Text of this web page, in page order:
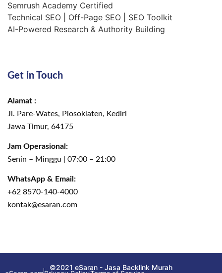
Semrush Academy Certified
Technical SEO | Off-Page SEO | SEO Toolkit
AI-Powered Research & Authority Building
Get in Touch
Alamat :
Jl. Pare-Wates, Plosoklaten, Kediri
Jawa Timur, 64175
Jam Operasional:
Senin – Minggu | 07:00 – 21:00
WhatsApp & Email:
+62 8570-140-4000
kontak@esaran.com
©2021 eSaran - Jasa Backlink Murah